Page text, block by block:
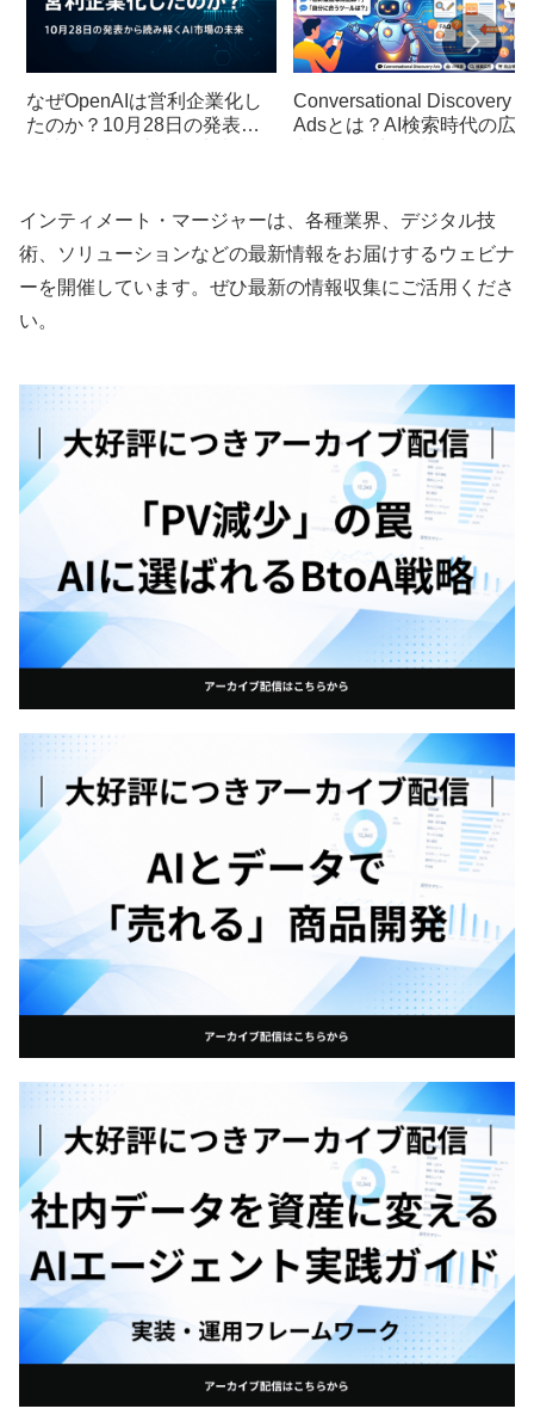
なぜOpenAIは営利企業化し
たのか？10月28日の発表か
Conversational Discovery
Adsとは？AI検索時代の広告
インティメート・マージャーは、各種業界、デジタル技
術、ソリューションなどの最新情報をお届けするウェビナ
ーを開催しています。ぜひ最新の情報収集にご活用くださ
い。